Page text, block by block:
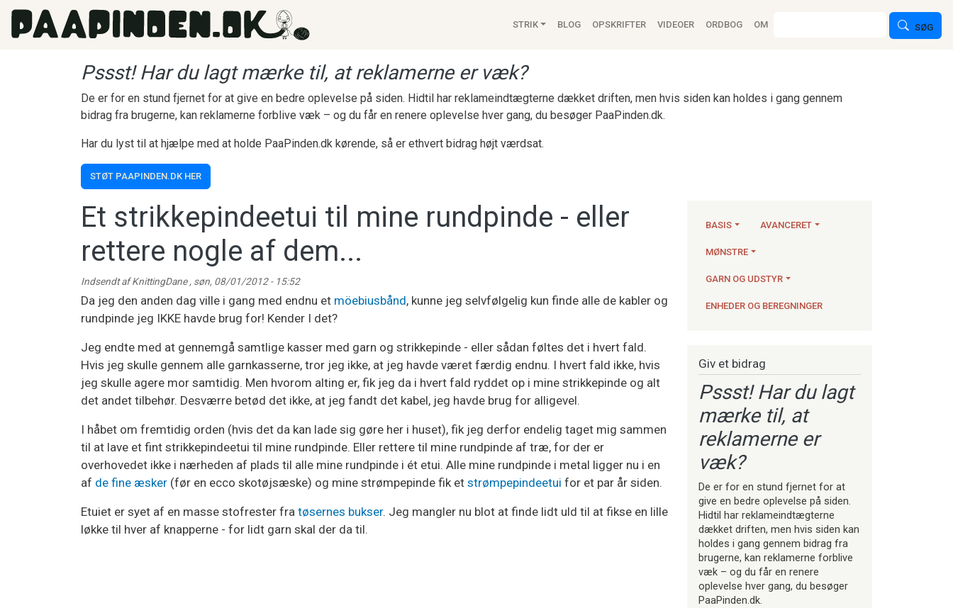
Gå til hovedindhold
Main navigation
STRIK BLOG OPSKRIFTER VIDEOER ORDBOG OM SØG
Pssst! Har du lagt mærke til, at reklamerne er væk?
De er for en stund fjernet for at give en bedre oplevelse på siden. Hidtil har reklameindtægterne dækket driften, men hvis siden kan holdes i gang gennem
bidrag fra brugerne, kan reklamerne forblive væk – og du får en renere oplevelse hver gang, du besøger PaaPinden.dk.
Har du lyst til at hjælpe med at holde PaaPinden.dk kørende, så er ethvert bidrag højt værdsat.
STØT PAAPINDEN.DK HER
Et strikkepindeetui til mine rundpinde - eller
rettere nogle af dem...
Indsendt afKnittingDane , søn, 08/01/2012 - 15:52
Da jeg den anden dag ville i gang med endnu et möebiusbånd, kunne jeg selvfølgelig kun finde alle de kabler og
rundpinde jeg IKKE havde brug for! Kender I det?
Jeg endte med at gennemgå samtlige kasser med garn og strikkepinde - eller sådan føltes det i hvert fald.
Hvis jeg skulle gennem alle garnkasserne, tror jeg ikke, at jeg havde været færdig endnu. I hvert fald ikke, hvis
jeg skulle agere mor samtidig. Men hvorom alting er, fik jeg da i hvert fald ryddet op i mine strikkepinde og alt
det andet tilbehør. Desværre betød det ikke, at jeg fandt det kabel, jeg havde brug for alligevel.
I håbet om fremtidig orden (hvis det da kan lade sig gøre her i huset), fik jeg derfor endelig taget mig sammen
til at lave et fint strikkepindeetui til mine rundpinde. Eller rettere til mine rundpinde af træ, for der er
overhovedet ikke i nærheden af plads til alle mine rundpinde i ét etui. Alle mine rundpinde i metal ligger nu i en
af de fine æsker (før en ecco skotøjsæske) og mine strømpepinde fik et strømpepindeetui for et par år siden.
Etuiet er syet af en masse stofrester fra tøsernes bukser. Jeg mangler nu blot at finde lidt uld til at fikse en lille
løkke til hver af knapperne - for lidt garn skal der da til.
BASIS AVANCERET
MØNSTRE
GARN OG UDSTYR
ENHEDER OG BEREGNINGER
Giv et bidrag
Pssst! Har du lagt
mærke til, at
reklamerne er
væk?
De er for en stund fjernet for at
give en bedre oplevelse på siden.
Hidtil har reklameindtægterne
dækket driften, men hvis siden kan
holdes i gang gennem bidrag fra
brugerne, kan reklamerne forblive
væk – og du får en renere
oplevelse hver gang, du besøger
PaaPinden.dk.